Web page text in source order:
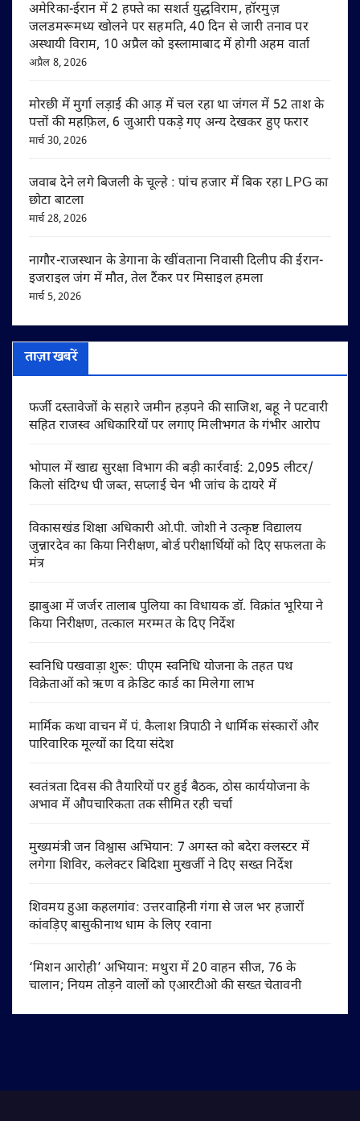
अमेरिका-ईरान में 2 हफ्ते का सशर्त युद्धविराम, हॉरमुज़
जलडमरूमध्य खोलने पर सहमति, 40 दिन से जारी तनाव पर
अस्थायी विराम, 10 अप्रैल को इस्लामाबाद में होगी अहम वार्ता
अप्रैल 8, 2026
मोरछी में मुर्गा लड़ाई की आड़ में चल रहा था जंगल में 52 ताश के
पत्तों की महफ़िल, 6 जुआरी पकड़े गए अन्य देखकर हुए फरार
मार्च 30, 2026
जवाब देने लगे बिजली के चूल्हे : पांच हजार में बिक रहा LPG का
छोटा बाटला
मार्च 28, 2026
नागौर-राजस्थान के डेगाना के खींवताना निवासी दिलीप की ईरान-
इजराइल जंग में मौत, तेल टैंकर पर मिसाइल हमला
मार्च 5, 2026
ताज़ा खबरें
फर्जी दस्तावेजों के सहारे जमीन हड़पने की साजिश, बहू ने पटवारी
सहित राजस्व अधिकारियों पर लगाए मिलीभगत के गंभीर आरोप
भोपाल में खाद्य सुरक्षा विभाग की बड़ी कार्रवाई: 2,095 लीटर/
किलो संदिग्ध घी जब्त, सप्लाई चेन भी जांच के दायरे में
विकासखंड शिक्षा अधिकारी ओ.पी. जोशी ने उत्कृष्ट विद्यालय
जुन्नारदेव का किया निरीक्षण, बोर्ड परीक्षार्थियों को दिए सफलता के
मंत्र
झाबुआ में जर्जर तालाब पुलिया का विधायक डॉ. विक्रांत भूरिया ने
किया निरीक्षण, तत्काल मरम्मत के दिए निर्देश
स्वनिधि पखवाड़ा शुरू: पीएम स्वनिधि योजना के तहत पथ
विक्रेताओं को ऋण व क्रेडिट कार्ड का मिलेगा लाभ
मार्मिक कथा वाचन में पं. कैलाश त्रिपाठी ने धार्मिक संस्कारों और
पारिवारिक मूल्यों का दिया संदेश
स्वतंत्रता दिवस की तैयारियों पर हुई बैठक, ठोस कार्ययोजना के
अभाव में औपचारिकता तक सीमित रही चर्चा
मुख्यमंत्री जन विश्वास अभियान: 7 अगस्त को बदेरा क्लस्टर में
लगेगा शिविर, कलेक्टर बिदिशा मुखर्जी ने दिए सख्त निर्देश
शिवमय हुआ कहलगांव: उत्तरवाहिनी गंगा से जल भर हजारों
कांवड़िए बासुकीनाथ धाम के लिए रवाना
‘मिशन आरोही’ अभियान: मथुरा में 20 वाहन सीज, 76 के
चालान; नियम तोड़ने वालों को एआरटीओ की सख्त चेतावनी